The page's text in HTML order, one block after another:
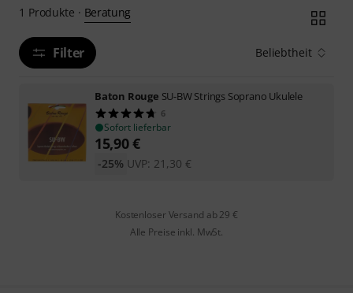
1 Produkte · Beratung
Filter Beliebtheit
Baton Rouge SU-BW Strings Soprano Ukulele
6
Sofort lieferbar
15,90€
UVP: 21,30 €
-25%
Kostenloser Versand ab 29 €
Alle Preise inkl. MwSt.